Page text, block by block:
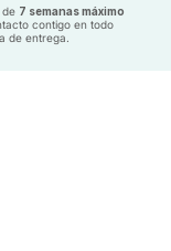
hacen que no
de 7 semanas máximo
contigo en todo
de entrega.